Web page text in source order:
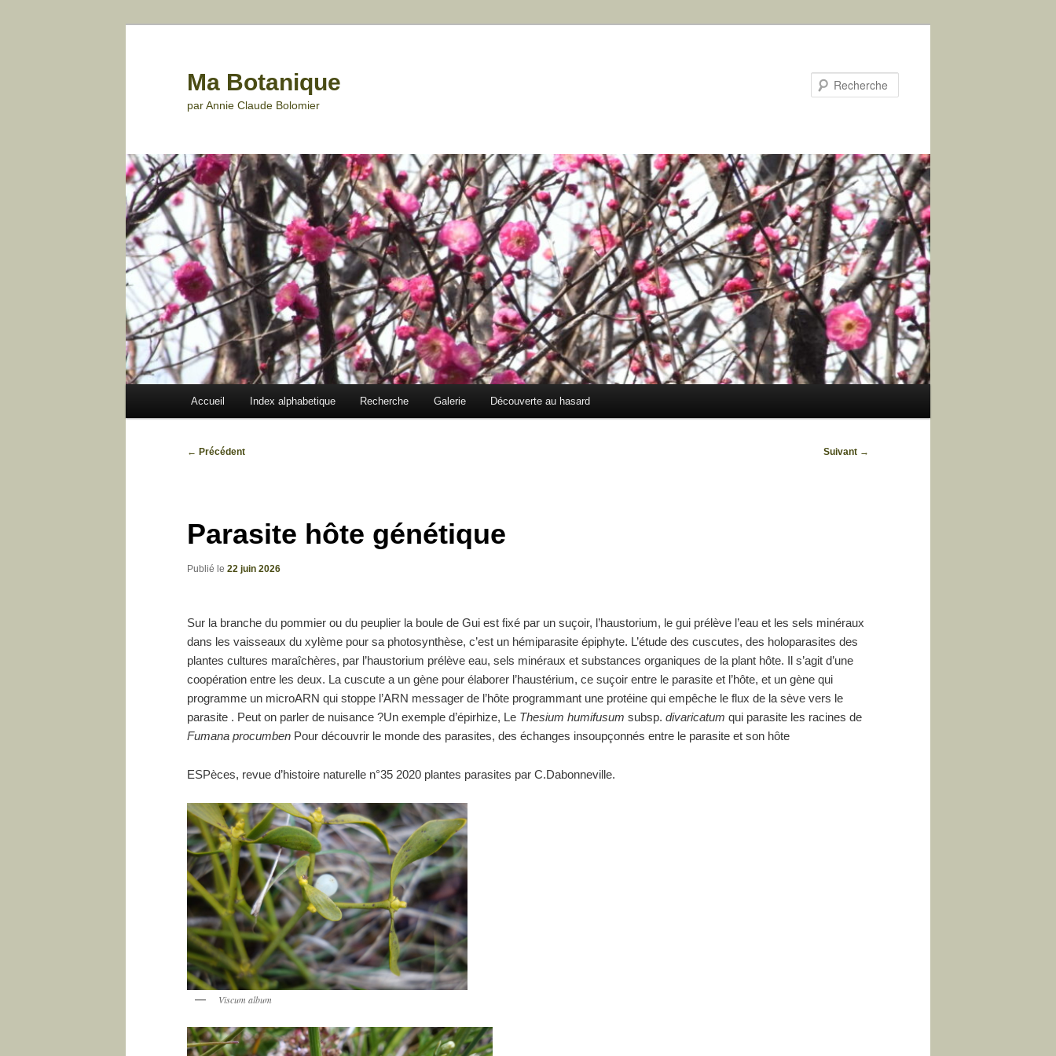
Ma Botanique
par Annie Claude Bolomier
Accueil Index alphabetique Recherche Galerie Découverte au hasard
Navigation
← Précédent Suivant →
Parasite hôte génétique
Publié le 22 juin 2026
Sur la branche du pommier ou du peuplier la boule de Gui est fixé par un suçoir, l’haustorium, le gui prélève l’eau et les sels minéraux
dans les vaisseaux du xylème pour sa photosynthèse, c’est un hémiparasite épiphyte. L’étude des cuscutes, des holoparasites des
plantes cultures maraîchères, par l’haustorium prélève eau, sels minéraux et substances organiques de la plant hôte. Il s’agit d’une
coopération entre les deux. La cuscute a un gène pour élaborer l’haustérium, ce suçoir entre le parasite et l’hôte, et un gène qui
programme un microARN qui stoppe l’ARN messager de l’hôte programmant une protéine qui empêche le flux de la sève vers le
parasite . Peut on parler de nuisance ?Un exemple d’épirhize, Le Thesium humifusum subsp. divaricatum qui parasite les racines de
Fumana procumbenPour découvrir le monde des parasites, des échanges insoupçonnés entre le parasite et son hôte
ESPèces, revue d’histoire naturelle n°35 2020 plantes parasites par C.Dabonneville.
Viscum album